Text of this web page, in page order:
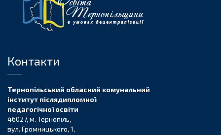
Контакти
Тернопільський обласний комунальний
інститут післядипломної
педагогічної освіти
46027, м. Тернопіль,
вул. Громницького, 1,